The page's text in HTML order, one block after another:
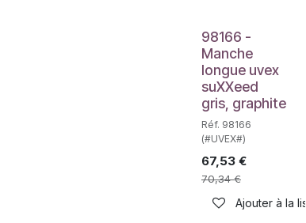
98166 -
Manche
longue uvex
suXXeed
gris, graphite
Réf. 98166
(#UVEX#)
67,53 €
70,34€
Ajouter à la